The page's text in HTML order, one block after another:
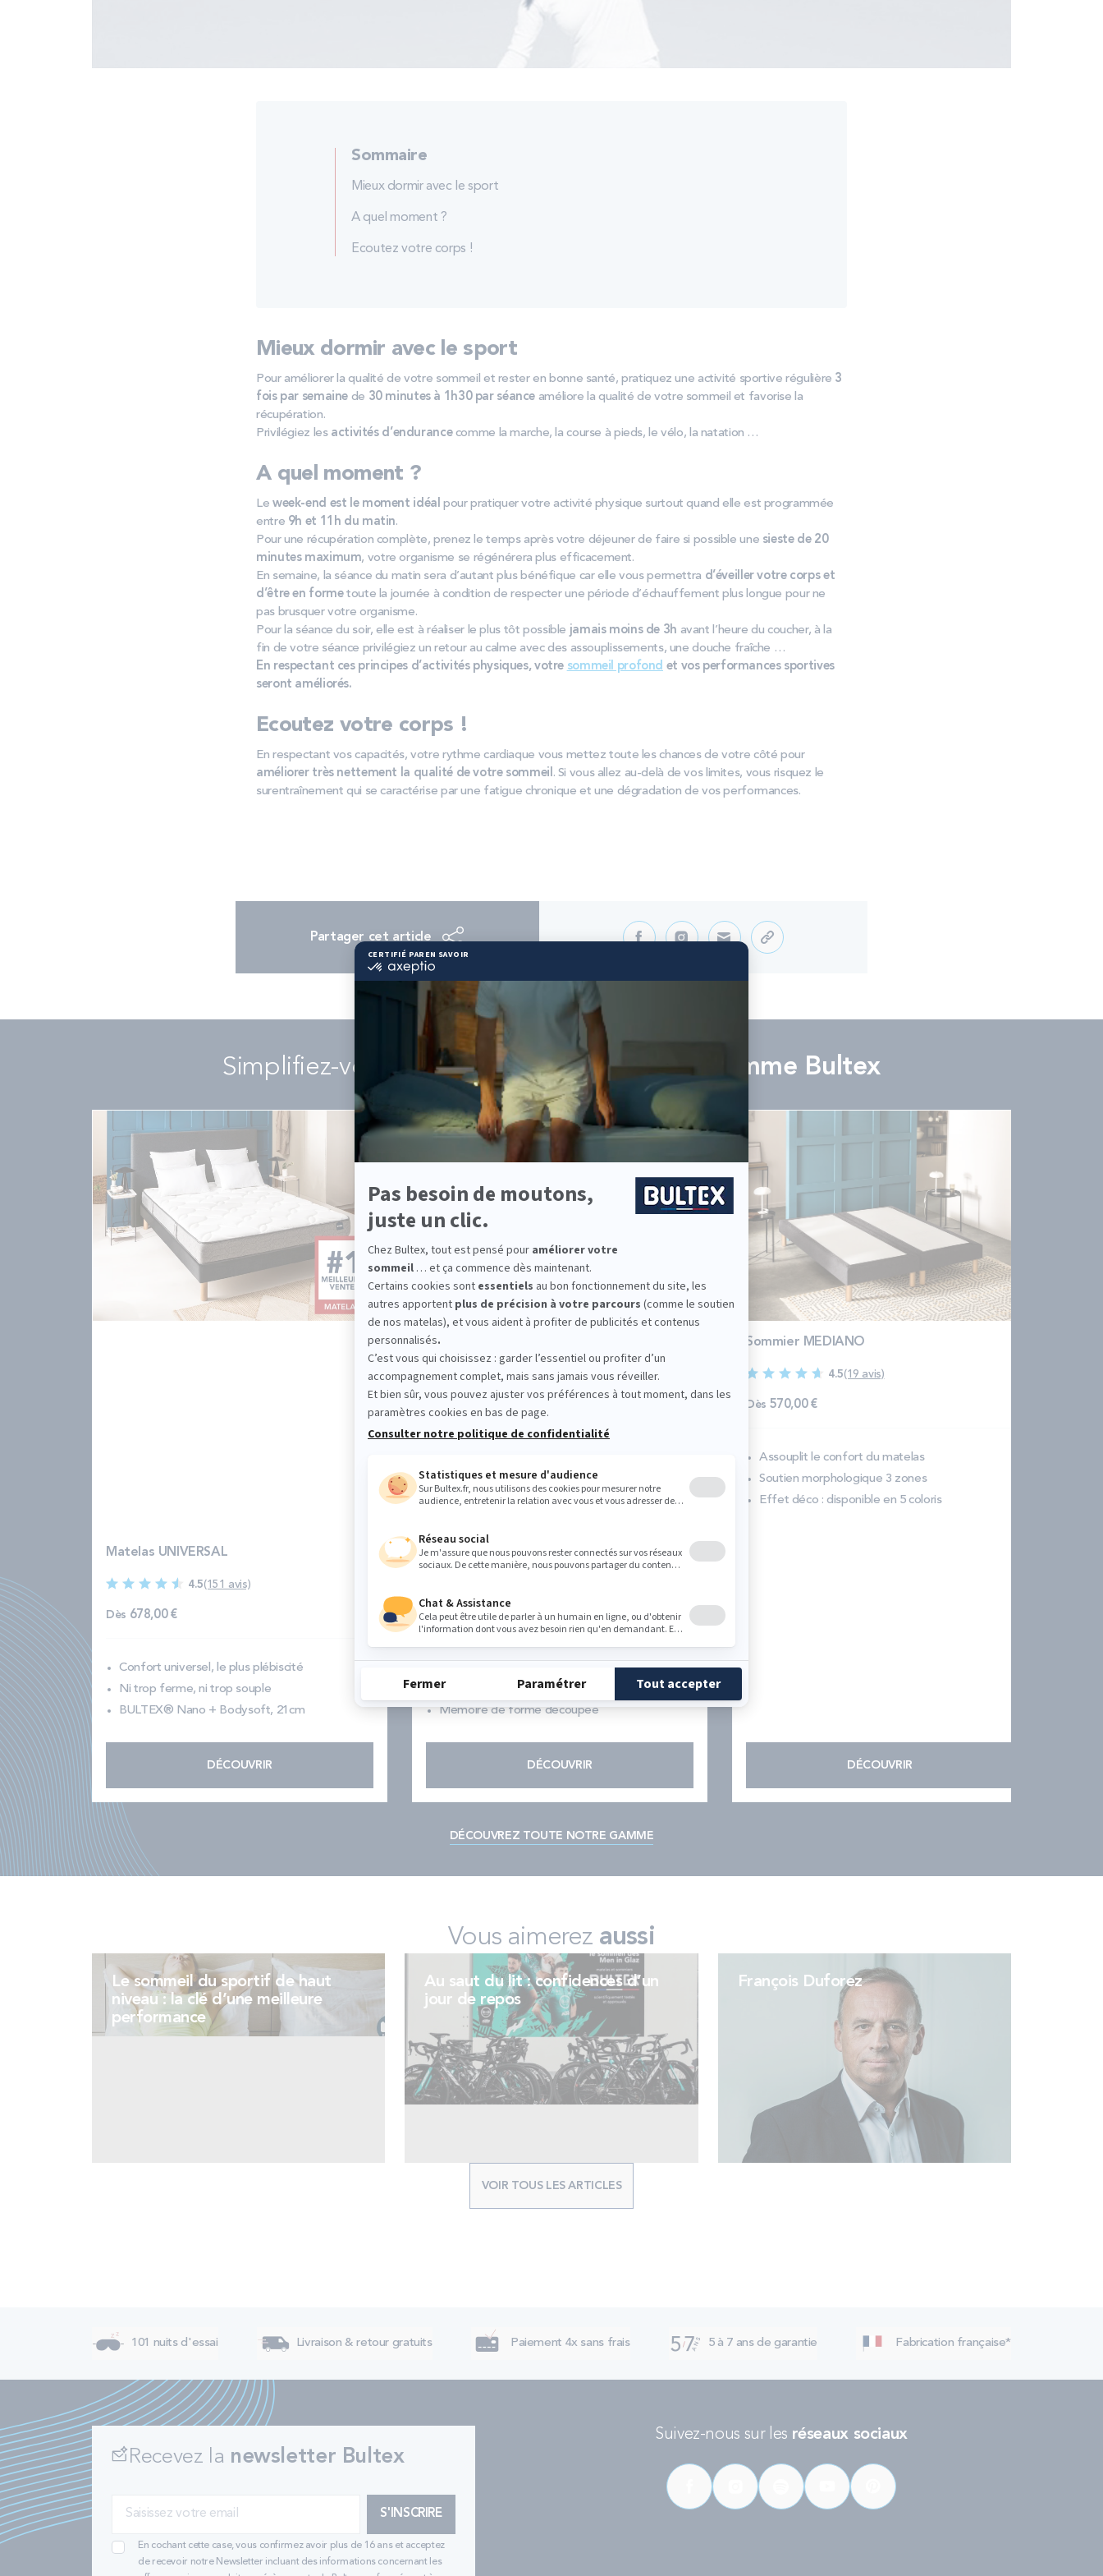
Sommaire
Mieux dormir avec le sport
A quel moment ?
Ecoutez votre corps !
Mieux dormir avec le sport
Pour améliorer la qualité de votre sommeil et rester en bonne santé, pratiquez une activité sportive régulière 3
fois par semaine de 30 minutes à 1h30 par séance améliore la qualité de votre sommeil et favorise la
récupération.
Privilégiez lesactivités d’endurance comme la marche, la course à pieds, le vélo, la natation …
A quel moment ?
Le week-end est le moment idéal pour pratiquer votre activité physique surtout quand elle est programmée
entre 9h et 11h du matin.
Pour une récupération complète, prenez le temps après votre déjeuner de faire si possible une sieste de 20
minutes maximum, votre organisme se régénérera plus efficacement.
En semaine, la séance du matin sera d’autant plus bénéfique car elle vous permettra d’éveiller votre corps et
d’être en formetoute la journée à condition de respecter une période d’échauffement plus longue pour ne
pas brusquer votre organisme.
Pour la séance du soir, elle est à réaliser le plus tôt possible jamais moins de 3h avant l’heure du coucher, à la
fin de votre séance privilégiez un retour au calme avec des assouplissements, une douche fraîche …
En respectant ces principes d’activités physiques, votre sommeil profond et vos performances sportives
seront améliorés.
Ecoutez votre corps !
En respectant vos capacités, votre rythme cardiaque vous mettez toute les chances de votre côté pour
améliorer très nettement la qualité de votre sommeil. Si vous allez au-delà de vos limites, vous risquez le
surentraînement qui se caractérise par une fatigue chronique et une dégradation de vos performances.
Partager cet article
Simplifiez-vous la nuit et optez pour notre gamme Bultex
Matelas UNIVERSAL
4.5(151 avis)
Dès 678,00 €
Confort universel, le plus plébiscité
Ni trop ferme, ni trop souple
BULTEX® Nano + Bodysoft, 21cm
DÉCOUVRIR
Oreiller SPECIAL CERVICALES
Dès 122,00 €
Soutien ergonomique des cervicales
Endormissement sur le dos et côtés
Mémoire de forme découpée
DÉCOUVRIR
Sommier MEDIANO
4.5(19 avis)
Dès 570,00 €
Assouplit le confort du matelas
Soutien morphologique 3 zones
Effet déco : disponible en 5 coloris
DÉCOUVRIR
DÉCOUVREZ TOUTE NOTRE GAMME
Vous aimerez aussi
Le sommeil du sportif de haut
niveau : la clé d’une meilleure
performance
Au saut du lit : confidences d’un
jour de repos
François Duforez
VOIR TOUS LES ARTICLES
101 nuits d'essai Livraison & retour gratuits Paiement 4x sans frais 5 à 7 ans de garantie Fabrication française*
Recevez la newsletter Bultex
S'INSCRIRE
En cochant cette case, vous confirmez avoir plus de 16 ans et acceptez
de recevoir notre Newsletter incluant des informations concernant les
Suivez-nous sur les réseaux sociaux